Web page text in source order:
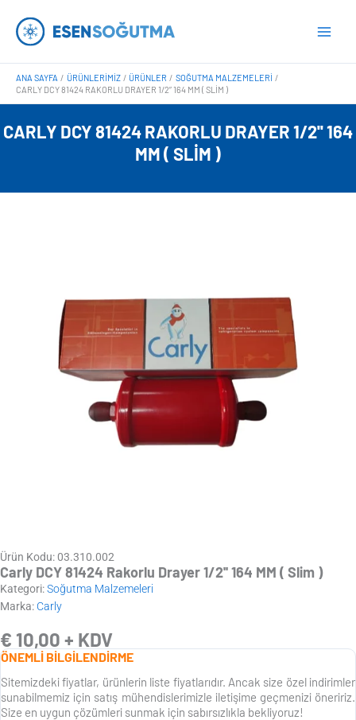
atla
ANA SAYFA ÜRÜNLERIMIZ ÜRÜNLER
SOĞUTMA MALZEMELERI
CARLY DCY 81424 RAKORLU DRAYER 1/2” 164 MM ( SLIM )
CARLY DCY 81424 RAKORLU DRAYER 1/2'' 164
MM ( SLIM )
Ürün Kodu: 03.310.002
Carly DCY 81424 Rakorlu Drayer 1/2'' 164 MM ( Slim )
Kategori:Soğutma Malzemeleri
Marka: Carly
€ 10,00 + KDV
ÖNEMLİ BİLGİLENDİRME
Sitemizdeki fiyatlar, ürünlerin liste fiyatlarıdır. Ancak size özel indirimler
sunabilmemiz için satış mühendislerimizle iletişime geçmenizi öneririz.
Size en uygun çözümleri sunmak için sabırsızlıkla bekliyoruz!